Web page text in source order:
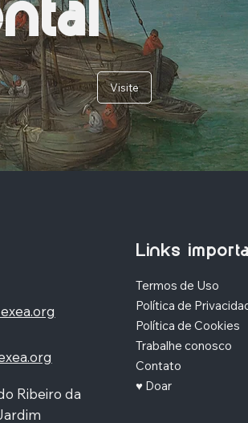
Visite
Ribeiro da
Links
Termos de Uso
Política de
Política de Cookies
Trabalhe conosco
Contato
♥ Doar